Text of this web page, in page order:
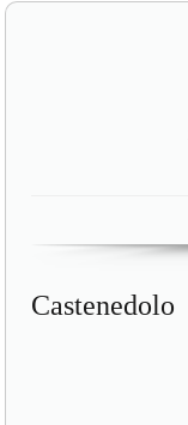
Castenedolo